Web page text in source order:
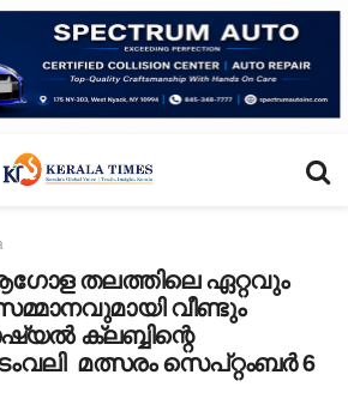
തലത്തിലെ ഏറ്റവും
വീണ്ടും
ക്ലബ്ബിന്റെ
മത്സരം സെപ്റ്റംബർ 6